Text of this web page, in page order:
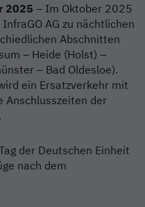
2025 – Im Oktober 2025
AG zu nächtlichen
Abschnitten
– Heide (Holst) –
– Bad Oldesloe).
ein Ersatzverkehr mit
Anschlusszeiten der
der Deutschen Einheit
nach dem